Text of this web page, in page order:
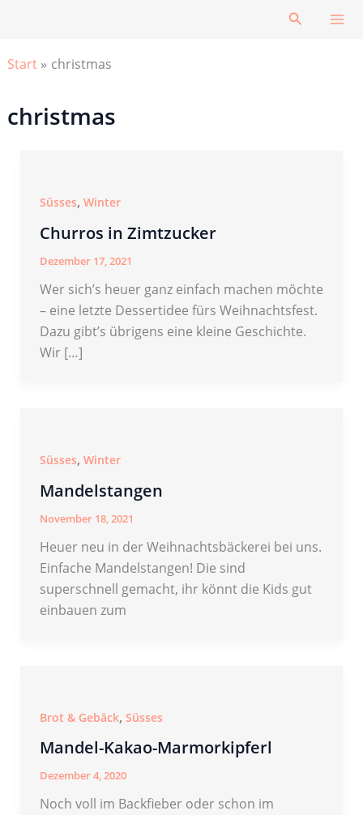
Suchen
Start christmas
christmas
Süsses, Winter
Churros in Zimtzucker
Dezember 17, 2021
Wer sich’s heuer ganz einfach machen möchte
– eine letzte Dessertidee fürs Weihnachtsfest.
Dazu gibt’s übrigens eine kleine Geschichte.
Wir […]
Süsses, Winter
Mandelstangen
November 18, 2021
Heuer neu in der Weihnachtsbäckerei bei uns.
Einfache Mandelstangen! Die sind
superschnell gemacht, ihr könnt die Kids gut
einbauen zum
Brot & Gebäck, Süsses
Mandel-Kakao-Marmorkipferl
Dezember 4, 2020
Noch voll im Backfieber oder schon im